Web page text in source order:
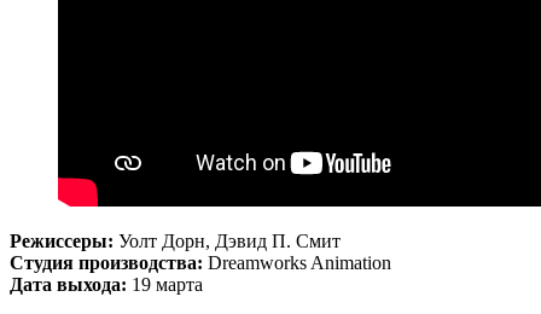
Режиссеры: Уолт Дорн, Дэвид П. Смит
Студия производства: Dreamworks Animation
Дата выхода: 19 марта